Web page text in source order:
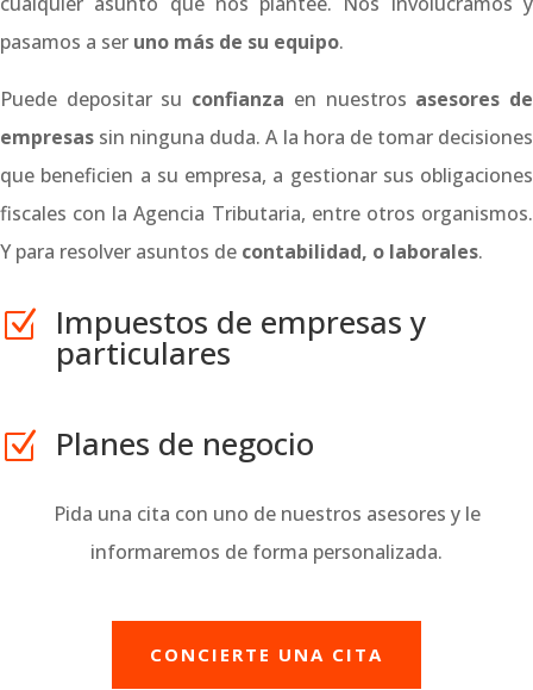
pasamos a ser uno más de su equipo.
Puede depositar su confianza en nuestros asesores de
empresas sin ninguna duda. A la hora de tomar decisiones
que beneficien a su empresa, a gestionar sus obligaciones
fiscales con la Agencia Tributaria, entre otros organismos.
Y para resolver asuntos de contabilidad, o laborales.
Z Impuestos de empresas y
particulares
Z Planes de negocio
Pida una cita con uno de nuestros asesores y le
informaremos de forma personalizada.
CONCIERTE UNA CITA